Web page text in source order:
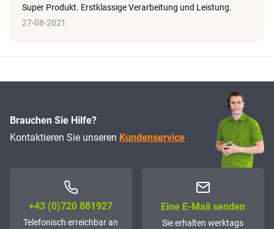
Super Produkt. Erstklassige Verarbeitung und Leistung.
27-08-2021
Brauchen Sie Hilfe?
Kontaktieren Sie unseren Kundenservice
+43 (0)72­0 881927
Telefonisch erreichbar an
Eine E-Mail senden
Sie erhalten werktags